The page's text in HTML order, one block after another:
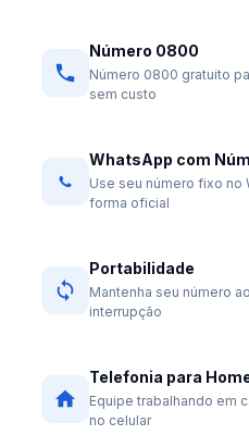
Número 0800
Número 0800 gratuito
sem custo
WhatsApp com
Use seu número fixo no
forma oficial
Portabilidade
Mantenha seu número
interrupção
Telefonia para
Equipe trabalhando em
no celular